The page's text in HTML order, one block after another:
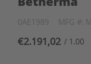
0AE1989 MFG #:
€2.191,02 / 1.00